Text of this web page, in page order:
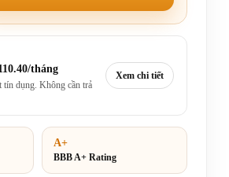
tháng
tín dụng. Không cần trả
Xem chi tiết
A+
BBB A+ Rating